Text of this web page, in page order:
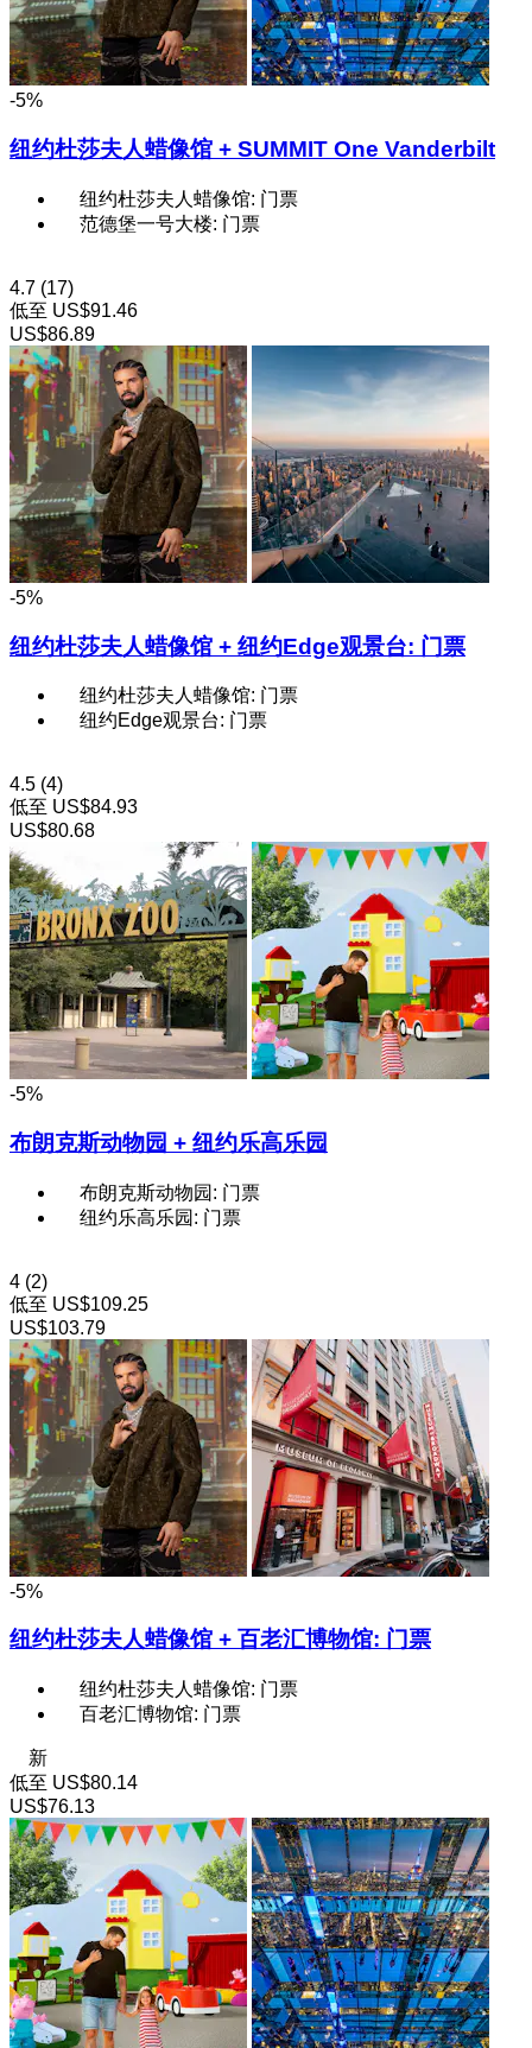
-5%
纽约杜莎夫人蜡像馆 + SUMMIT One Vanderbilt
纽约杜莎夫人蜡像馆: 门票
范德堡一号大楼: 门票
4.7 (17)
低至 US$91.46
US$86.89
-5%
纽约杜莎夫人蜡像馆 + 纽约Edge观景台: 门票
纽约杜莎夫人蜡像馆: 门票
纽约Edge观景台: 门票
4.5 (4)
低至 US$84.93
US$80.68
-5%
布朗克斯动物园 + 纽约乐高乐园
布朗克斯动物园: 门票
纽约乐高乐园: 门票
4 (2)
低至 US$109.25
US$103.79
-5%
纽约杜莎夫人蜡像馆 + 百老汇博物馆: 门票
纽约杜莎夫人蜡像馆: 门票
百老汇博物馆: 门票
新
低至 US$80.14
US$76.13